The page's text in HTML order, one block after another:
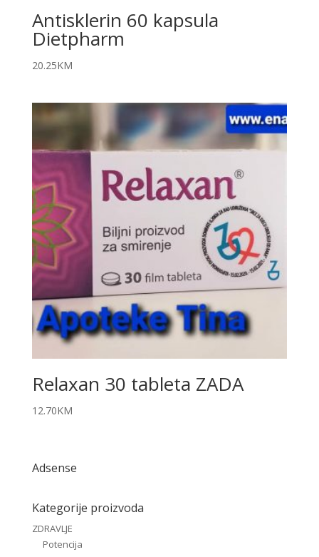
Antisklerin 60 kapsula
Dietpharm
20.25KM
Relaxan 30 tableta ZADA
12.70KM
Adsense
Kategorije proizvoda
ZDRAVLJE
Potencija